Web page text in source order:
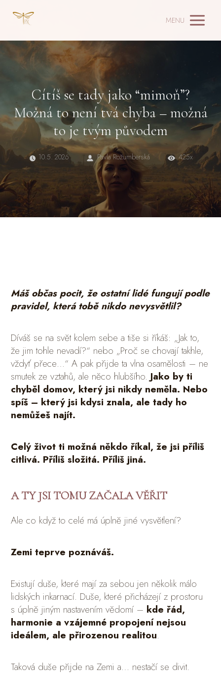
MENU
Cítíš se tady jako “mimoň”?
Možná to není tvá chyba – možná
to je tvým původem
10.5. 2026 Pavla Rožumberská 425x
Máš občas pocit, že ostatní lidé fungují podle
pravidel, která tobě nikdo nevysvětlil?
Díváš se na svět kolem sebe a tiše si říkáš: „Jak to,
že jim tohle nevadí?“ nebo „Proč se chovají takhle,
vždyť přece…“ A pak přijde ta vlna osamělosti – ne
smutek ze vztahů, ale něco hlubšího. Jako by ti
chyběl domov, který jsi nikdy neměla. Nebo
spíš – který jsi kdysi znala, ale tady ho
nemůžeš najít.
Celý život ti možná někdo říkal, že jsi příliš
citlivá. Příliš složitá. Příliš jiná.
A TY JSI TOMU ZAČALA VĚŘIT
Ale co když to celé má úplně jiné vysvětlení?
Zemi teprve poznáváš.
Existují duše, které mají za sebou jen několik málo
lidských inkarnací. Duše, které přicházejí z prostoru
s úplně jiným nastavením vědomí – kde řád,
harmonie a vzájemné propojení nejsou
ideálem, ale přirozenou realitou.
Taková duše přijde na Zemi a… nestačí se divit.